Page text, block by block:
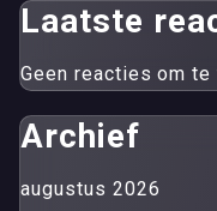
Laatste
Geen reacties om te
Archief
augustus 2026